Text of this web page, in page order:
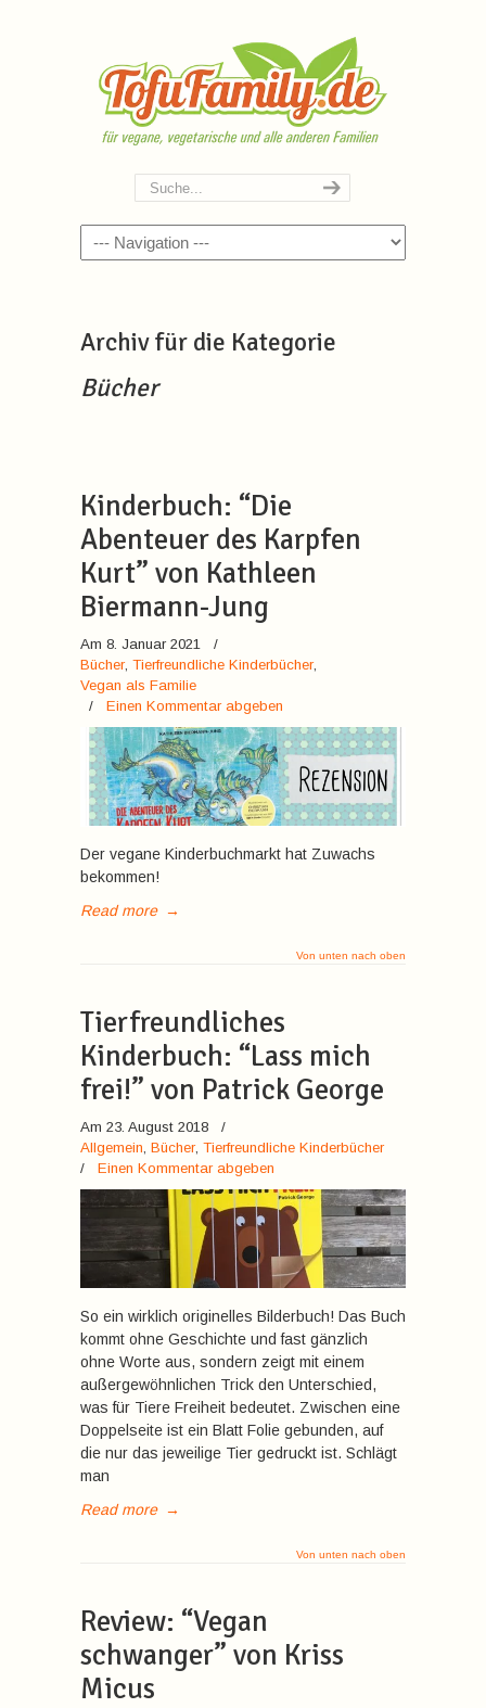
Navigation
Archiv für die Kategorie
Bücher
Kinderbuch: “Die
Abenteuer des Karpfen
Kurt” von Kathleen
Biermann-Jung
Am 8. Januar 2021
/
Bücher, Tierfreundliche Kinderbücher,
Vegan als Familie
/ Einen Kommentar abgeben
Der vegane Kinderbuchmarkt hat Zuwachs
bekommen!
Read more →
Von unten nach oben
Tierfreundliches
Kinderbuch: “Lass mich
frei!” von Patrick George
Am 23. August 2018
/
Allgemein, Bücher, Tierfreundliche Kinderbücher
/ Einen Kommentar abgeben
So ein wirklich originelles Bilderbuch! Das Buch
kommt ohne Geschichte und fast gänzlich
ohne Worte aus, sondern zeigt mit einem
außergewöhnlichen Trick den Unterschied,
was für Tiere Freiheit bedeutet. Zwischen eine
Doppelseite ist ein Blatt Folie gebunden, auf
die nur das jeweilige Tier gedruckt ist. Schlägt
man
Read more →
Von unten nach oben
Review: “Vegan
schwanger” von Kriss
Micus